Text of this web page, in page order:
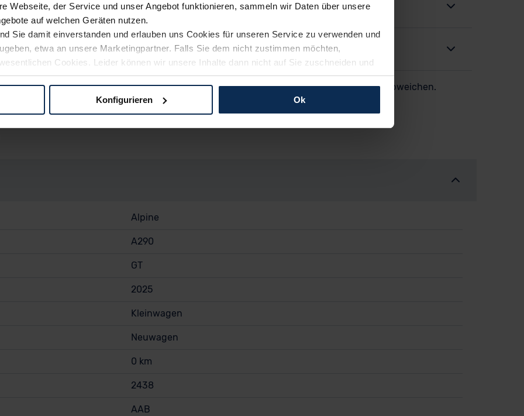
Webseite, der Service und unser Angebot funktionieren, sammeln wir Daten über unsere
auf welchen Geräten nutzen.
Sie damit einverstanden und erlauben uns Cookies für unseren Service zu verwenden und
etwa an unsere Marketingpartner. Falls Sie dem nicht zustimmen möchten,
Cookies. Leider können wir unsere Inhalte dann nicht auf Sie zuschneiden und
Weg zu Ihrem Neuwagen unterstützen. Sie können die Einstellungen jederzeit anpassen
außerhalb der EU zu übermitteln oder dort verarbeiten zu lassen. Soweit eine
Konfigurieren Ok
Sicherheit, Technische Details, Sonstige) kann von der dargestellten Aufstellung abweichen.
Alpine
A290
GT
2025
Kleinwagen
Neuwagen
0 km
2438
AAB